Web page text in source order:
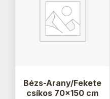
Bézs-Arany/Fekete
csíkos 70×150 cm